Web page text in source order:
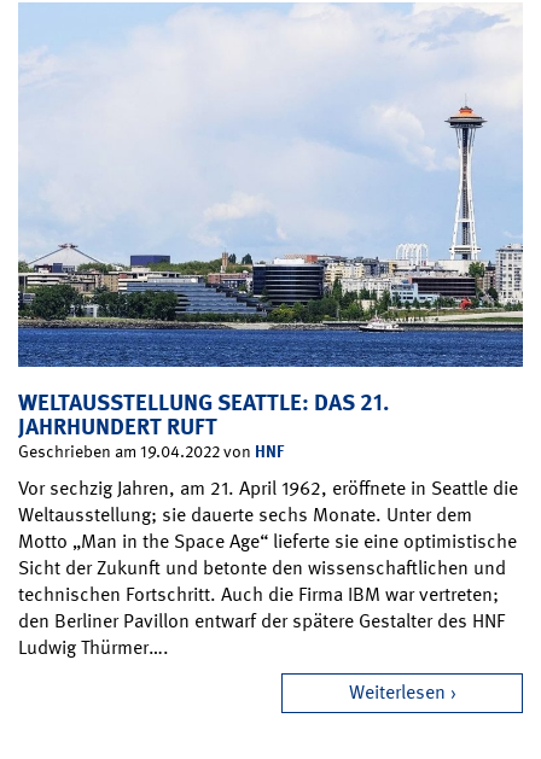
WELTAUSSTELLUNG SEATTLE: DAS 21.
JAHRHUNDERT RUFT
Geschrieben am 19.04.2022 von HNF
Vor sechzig Jahren, am 21. April 1962, eröffnete in Seattle die
Weltausstellung; sie dauerte sechs Monate. Unter dem
Motto „Man in the Space Age“ lieferte sie eine optimistische
Sicht der Zukunft und betonte den wissenschaftlichen und
technischen Fortschritt. Auch die Firma IBM war vertreten;
den Berliner Pavillon entwarf der spätere Gestalter des HNF
Ludwig Thürmer….
Weiterlesen